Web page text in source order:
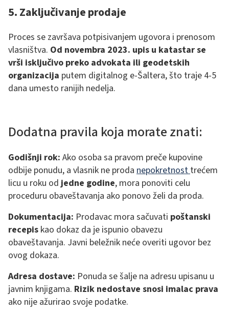
5. Zaključivanje prodaje
Proces se završava potpisivanjem ugovora i prenosom
vlasništva. Od novembra 2023. upis u katastar se
vrši isključivo preko advokata ili geodetskih
organizacija putem digitalnog e-Šaltera, što traje 4-5
dana umesto ranijih nedelja.
Dodatna pravila koja morate znati:
Godišnji rok: Ako osoba sa pravom preče kupovine
odbije ponudu, a vlasnik ne proda nepokretnost trećem
licu u roku od jedne godine, mora ponoviti celu
proceduru obaveštavanja ako ponovo želi da proda.
Dokumentacija: Prodavac mora sačuvati poštanski
recepis kao dokaz da je ispunio obavezu
obaveštavanja. Javni beležnik neće overiti ugovor bez
ovog dokaza.
Adresa dostave: Ponuda se šalje na adresu upisanu u
javnim knjigama. Rizik nedostave snosi imalac prava
ako nije ažurirao svoje podatke.